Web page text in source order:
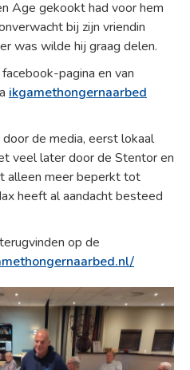
Age gekookt had voor hem
bij zijn vriendin
was wilde hij graag delen.
pagina en van
ikgamethongernaarbed
de media, eerst lokaal
veel later door de Stentor en
alleen meer beperkt tot
heeft al aandacht besteed
op de